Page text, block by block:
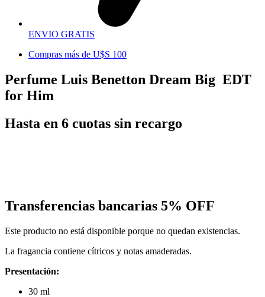
ENVIO GRATIS
Compras más de U$S 100
Perfume Luis Benetton Dream Big EDT
for Him
Hasta en 6 cuotas sin recargo
Transferencias bancarias 5% OFF
Este producto no está disponible porque no quedan existencias.
La fragancia contiene cítricos y notas amaderadas.
Presentación:
30 ml